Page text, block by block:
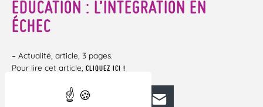
ÉDUCATION : L’INTÉGRATION EN
ÉCHEC
– Actualité, article, 3 pages.
Pour lire cet article, CLIQUEZ ICI !
FacebookBlueskyMastodonLinkedIn